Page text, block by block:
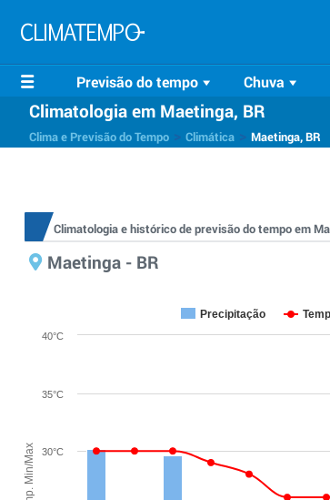
Previsão do tempo Chuva
Climatologia em Maetinga, BR
Clima e Previsão do Tempo Climática Maetinga, BR
Climatologia e histórico de previsão do tempo em
Maetinga - BR
Temp. Min/Max
Precipitação
30°C
35°C
40°C